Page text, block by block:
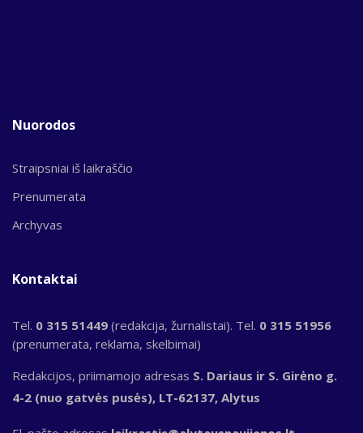
Nuorodos
Straipsniai iš laikraščio
Prenumerata
Archyvas
Kontaktai
Tel. 0 315 51449 (redakcija, žurnalistai). Tel. 0 315 51956
(prenumerata, reklama, skelbimai)
Redakcijos, priimamojo adresas S. Dariaus ir S. Girėno g.
4-2 (nuo gatvės pusės), LT-62137, Alytus